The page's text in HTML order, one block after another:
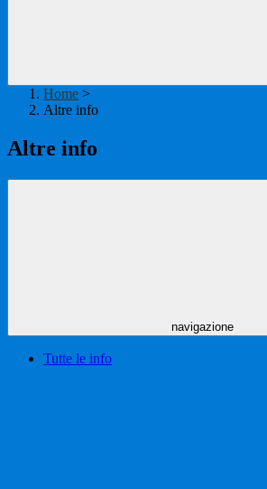
Home >
Altre info
Altre info
navigazione
Tutte le info